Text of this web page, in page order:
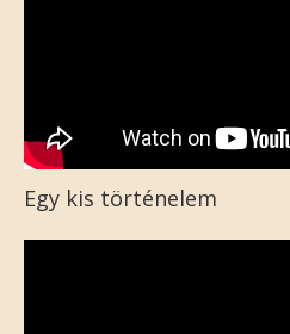
Egy kis történelem